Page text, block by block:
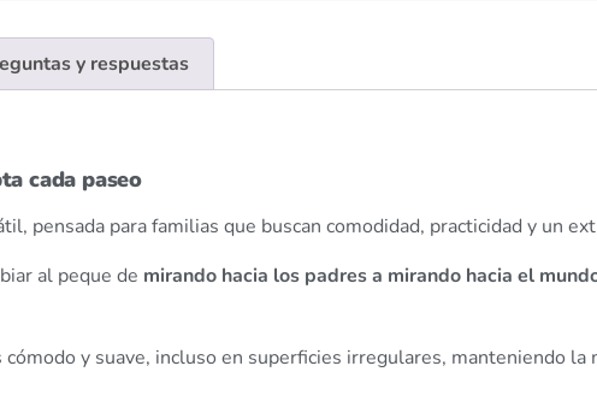
y respuestas
cada paseo
pensada para familias que buscan comodidad, practicidad y un
al peque de mirando hacia los padres a mirando hacia el
cómodo y suave, incluso en superficies irregulares, manteniendo